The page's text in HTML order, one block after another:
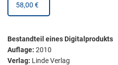
58,00 €
Bestandteil eines Digitalprodukts
Auflage: 2010
Verlag: Linde Verlag